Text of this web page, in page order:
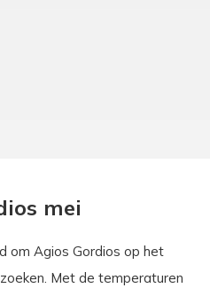
mei
om Agios Gordios op het
Met de temperaturen